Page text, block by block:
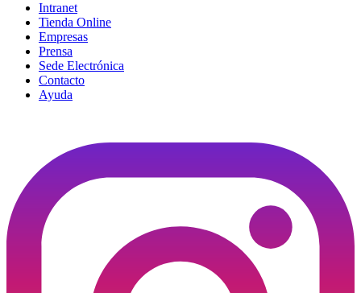
Intranet
Tienda Online
Empresas
Prensa
Sede Electrónica
Contacto
Ayuda